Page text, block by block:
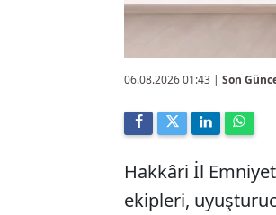
06.08.2026 01:43 | Son
Hakkâri İl
ekipleri,